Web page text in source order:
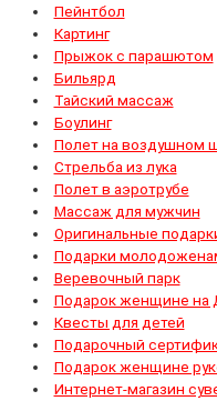
Пейнтбол
Картинг
Прыжок с парашютом
Бильярд
Тайский массаж
Боулинг
Полет на воздушном
Стрельба из лука
Полет в аэротрубе
Массаж для мужчин
Оригинальные
Подарки
Веревочный парк
Подарок женщине на
Квесты для детей
Подарочный
Подарок женщине
Интернет-магазин